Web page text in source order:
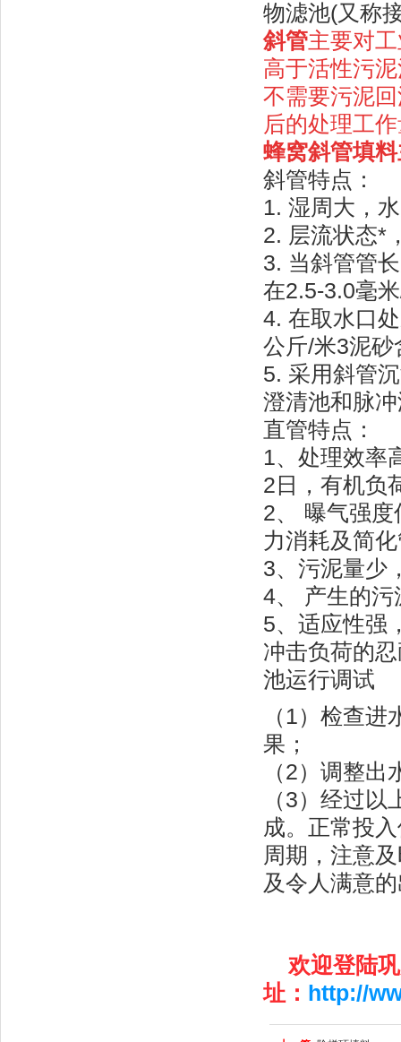
物滤池(又称
斜管主要对
高于活性污
不需要污泥
后的处理工
蜂窝斜管填
斜管特点：
1. 湿周大，
2. 层流状态*
3. 当斜管管
在2.5-3.0毫
4. 在取水口
公斤/米3泥
5. 采用斜管
澄清池和脉
直管特点：
1、处理效率
2日，有机负
2、 曝气强
力消耗及简
3、污泥量少
4、 产生的
5、适应性强
冲击负荷的
池运行调试
（1）检查
果；
（2）调整
（3）经过
成。正常投
周期，注意
及令人满意
欢迎登陆
址： http://